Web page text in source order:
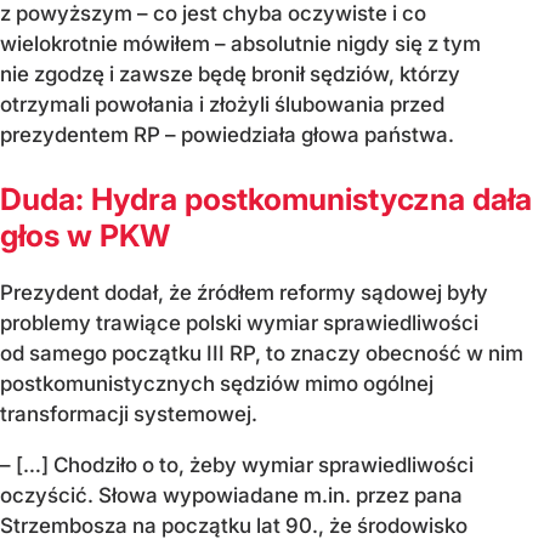
z powyższym – co jest chyba oczywiste i co
wielokrotnie mówiłem – absolutnie nigdy się z tym
nie zgodzę i zawsze będę bronił sędziów, którzy
otrzymali powołania i złożyli ślubowania przed
prezydentem RP – powiedziała głowa państwa.
Duda: Hydra postkomunistyczna dała
głos w PKW
Prezydent dodał, że źródłem reformy sądowej były
problemy trawiące polski wymiar sprawiedliwości
od samego początku III RP, to znaczy obecność w nim
postkomunistycznych sędziów mimo ogólnej
transformacji systemowej.
– […] Chodziło o to, żeby wymiar sprawiedliwości
oczyścić. Słowa wypowiadane m.in. przez pana
Strzembosza na początku lat 90., że środowisko